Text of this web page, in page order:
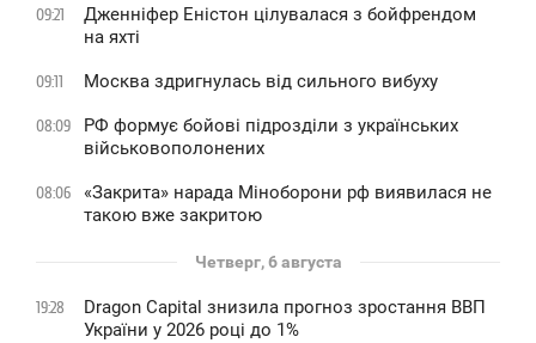
09:21
Дженніфер Еністон цілувалася з бойфрендом
на яхті
09:11 Москва здригнулась від сильного вибуху
08:09
РФ формує бойові підрозділи з українських
військовополонених
08:06
«Закрита» нарада Міноборони рф виявилася не
такою вже закритою
Четверг, 6 августа
19:28
Dragon Capital знизила прогноз зростання ВВП
України у 2026 році до 1%